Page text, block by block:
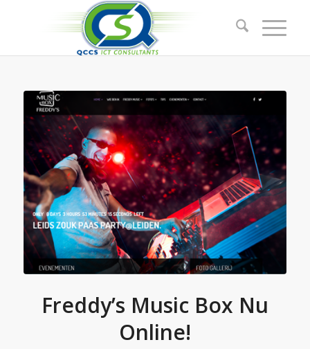
Freddy’s Music Box Nu
Online!